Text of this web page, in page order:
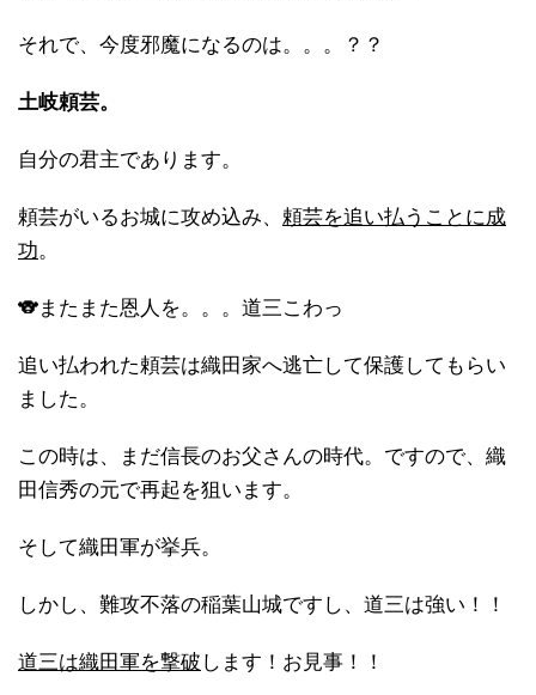
それで、今度邪魔になるのは。。。？？
土岐頼芸。
自分の君主であります。
頼芸がいるお城に攻め込み、 頼芸を追い払うことに成
功。
🐨またまた恩人を。。。道三こわっ
追い払われた頼芸は織田家へ逃亡して保護してもらい
ました。
この時は、まだ信長のお父さんの時代。ですので、織
田信秀の元で再起を狙います。
そして織田軍が挙兵。
しかし、難攻不落の稲葉山城ですし、道三は強い！！
道三は織田軍を撃破 します！お見事！！